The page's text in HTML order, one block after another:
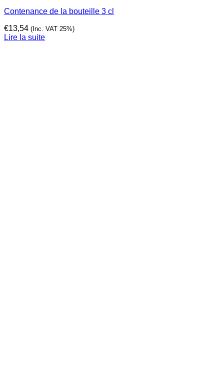
Contenance de la bouteille 3 cl
€13,54 (Inc. VAT 25%)
Lire la suite